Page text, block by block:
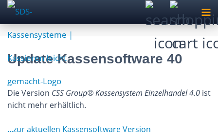
Update Kassensoftware 40
Die Version CSS Group® Kassensystem Einzelhandel 4.0 ist
nicht mehr erhältlich.
...zur aktuellen Kassensoftware Version